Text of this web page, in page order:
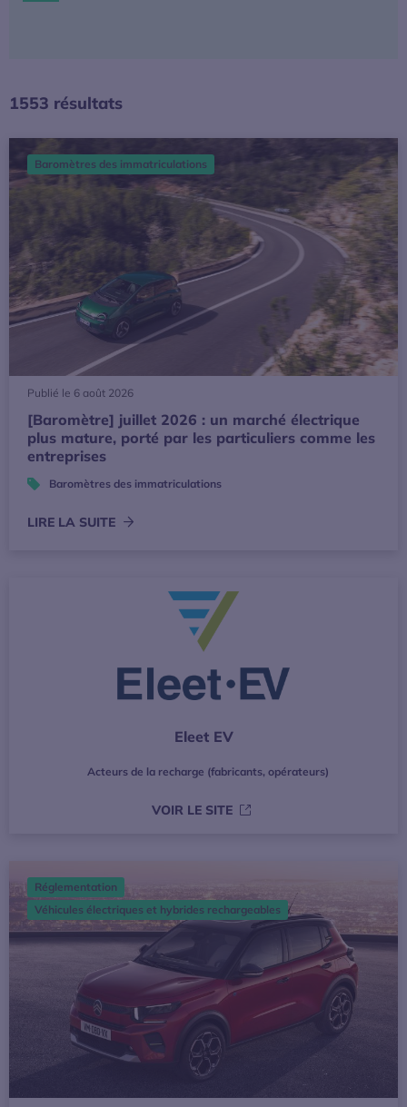
Espace presse
1553 résultats
[Baromètre] juillet 2026 : un marché électrique plus
Baromètres des immatriculations
Publié le 6 août 2026
[Baromètre] juillet 2026 : un marché électrique
plus mature, porté par les particuliers comme les
entreprises
Baromètres des immatriculations
LIRE LA SUITE
Eleet EV
Acteurs de la recharge (fabricants, opérateurs)
VOIR LE SITES'OUVRE DANS UNE
Réglementation
Véhicules électriques et hybrides rechargeables